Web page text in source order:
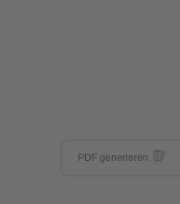
PDF generieren